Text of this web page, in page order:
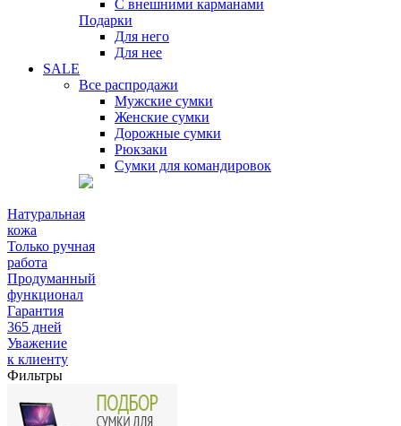
С внешними карманами
Подарки
Для него
Для нее
SALE
Все распродажи
Мужские сумки
Женские сумки
Дорожные сумки
Рюкзаки
Сумки для командировок
Натуральная
кожа
Только ручная
работа
Продуманный
функционал
Гарантия
365 дней
Уважение
к клиенту
Фильтры